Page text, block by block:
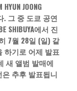
JOONG
. 그 중 도쿄 공연
SHIBUYA에서 진
7월 28일 (일) 같
하기로 어제 발표
새 앨범 발매에
추후 발표됩니